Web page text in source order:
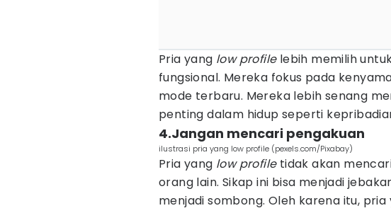
Pria yang low profilelebih memilih
fungsional. Mereka fokus pada
mode terbaru. Mereka lebih senang
penting dalam hidup seperti
4.Jangan mencari pengakuan
ilustrasi pria yang low profile (pexels.com/Pixabay)
Pria yang low profiletidak akan
orang lain. Sikap ini bisa menjadi
menjadi sombong. Oleh karena itu, pria